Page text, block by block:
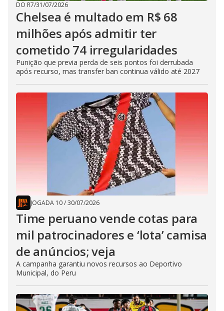
DO R7/31/07/2026
Chelsea é multado em R$ 68
milhões após admitir ter
cometido 74 irregularidades
Punição que previa perda de seis pontos foi derrubada
após recurso, mas transfer ban continua válido até 2027
JOGADA 10/30/07/2026
Time peruano vende cotas para
mil patrocinadores e ‘lota’ camisa
de anúncios; veja
A campanha garantiu novos recursos ao Deportivo
Municipal, do Peru